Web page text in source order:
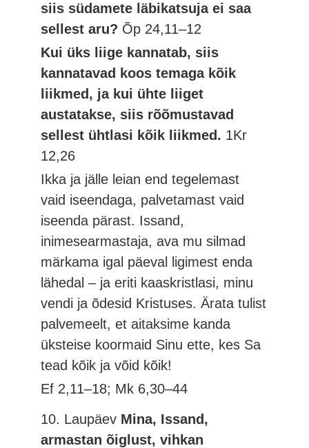
siis südamete läbikatsuja ei saa
sellest aru? Õp 24,11–12
Kui üks liige kannatab, siis
kannatavad koos temaga kõik
liikmed, ja kui ühte liiget
austatakse, siis rõõmustavad
sellest ühtlasi kõik liikmed. 1Kr
12,26
Ikka ja jälle leian end tegelemast
vaid iseendaga, palvetamast vaid
iseenda pärast. Issand,
inimesearmastaja, ava mu silmad
märkama igal päeval ligimest enda
lähedal – ja eriti kaaskristlasi, minu
vendi ja õdesid Kristuses. Ärata tulist
palvemeelt, et aitaksime kanda
üksteise koormaid Sinu ette, kes Sa
tead kõik ja võid kõik!
Ef 2,11–18; Mk 6,30–44
10. Laupäev Mina, Issand,
armastan õiglust, vihkan